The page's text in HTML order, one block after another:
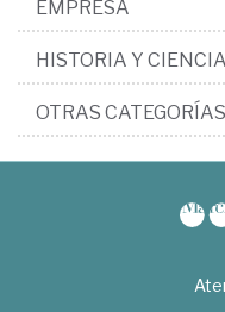
EMPRESA
HISTORIA Y
OTRAS CATEGORÍAS